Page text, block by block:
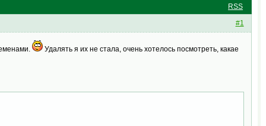
RSS
#1
Удалять я их не стала, очень хотелось посмотреть, какае